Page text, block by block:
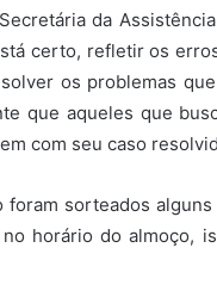
da
certo, refletir os
os problemas
que aqueles que
com seu caso
foram sorteados
horário do almoço,